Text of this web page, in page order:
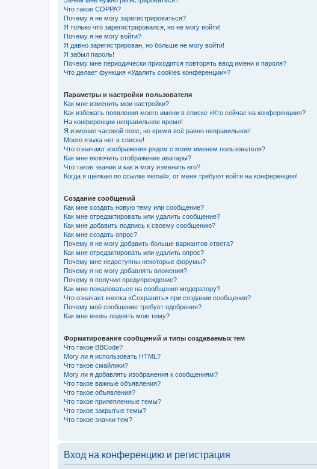
Что такое COPPA?
Почему я не могу зарегистрироваться?
Я только что зарегистрировался, но не могу войти!
Почему я не могу войти?
Я давно зарегистрирован, но больше не могу войти!
Я забыл пароль!
Почему мне периодически приходится повторять ввод имени и пароля?
Что делает функция «Удалить cookies конференции»?
Параметры и настройки пользователя
Как мне изменить мои настройки?
Как избежать появления моего имени в списке «Кто сейчас на конференции»?
На конференции неправильное время!
Я изменил часовой пояс, но время всё равно неправильное!
Моего языка нет в списке!
Что означают изображения рядом с моим именем пользователя?
Как мне включить отображение аватары?
Что такое звание и как я могу изменить его?
Когда я щёлкаю по ссылке «email», от меня требуют войти на конференцию!
Создание сообщений
Как мне создать новую тему или сообщение?
Как мне отредактировать или удалить сообщение?
Как мне добавить подпись к своему сообщению?
Как мне создать опрос?
Почему я не могу добавить больше вариантов ответа?
Как мне отредактировать или удалить опрос?
Почему мне недоступны некоторые форумы?
Почему я не могу добавлять вложения?
Почему я получил предупреждение?
Как мне пожаловаться на сообщения модератору?
Что означает кнопка «Сохранить» при создании сообщения?
Почему моё сообщение требует одобрения?
Как мне вновь поднять мою тему?
Форматирование сообщений и типы создаваемых тем
Что такое BBCode?
Могу ли я использовать HTML?
Что такое смайлики?
Могу ли я добавлять изображения к сообщениям?
Что такое важные объявления?
Что такое объявления?
Что такое прилепленные темы?
Что такое закрытые темы?
Что такое значки тем?
Вход на конференцию и регистрация